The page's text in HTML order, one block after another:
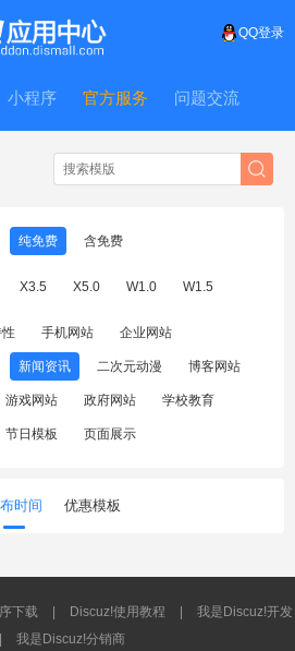
QQ登录
小程序 官方服务 问题交流
纯免费 含免费
X3.5 X5.0 W1.0 W1.5
手机网站 企业网站
新闻资讯 二次元动漫 博客网站
游戏网站 政府网站 学校教育
节日模板 页面展示
时间 优惠模板
下载 Discuz!使用教程
我是Discuz!开发
我是Discuz!分销商